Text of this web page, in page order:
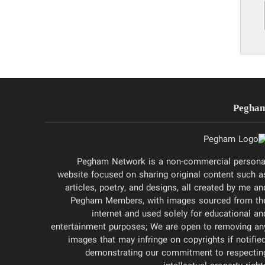
Pegham Network is a non-commercial
website focused on sharing original content such
articles, poetry, and designs, all created by me
Pegham Members, with images sourced from
internet and used solely for educational
entertainment purposes; We are open to removing
images that may infringe on copyrights if
demonstrating our commitment to